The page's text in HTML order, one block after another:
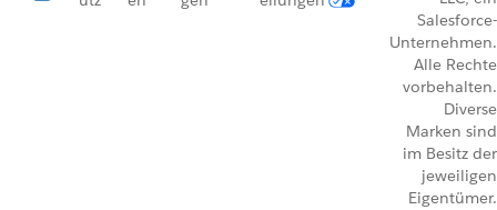
Salesforce-
Unternehmen.
Alle Rechte
vorbehalten.
Diverse
Marken sind
im Besitz der
jeweiligen
Eigentümer.